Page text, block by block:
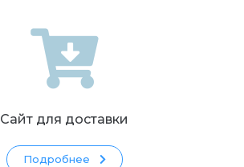
Сайт для доставки
Подробнее